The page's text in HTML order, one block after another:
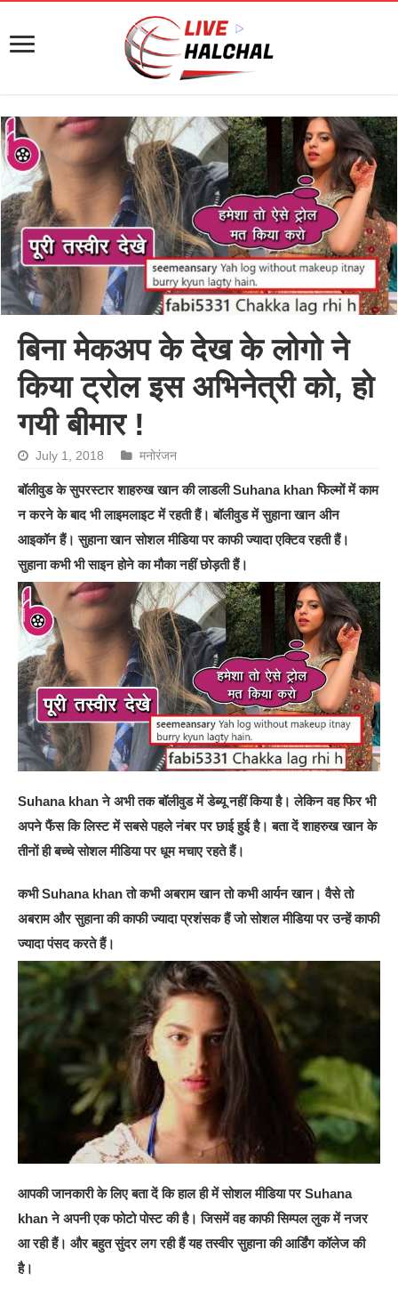
बिना मेकअप के देख के लोगो ने
किया ट्रोल इस अभिनेत्री को, हो
गयी बीमार !
July 1, 2018 मनोरंजन
बॉलीवुड के सुपरस्टार शाहरुख खान की लाडली Suhana khan फिल्मों में काम
न करने के बाद भी लाइमलाइट में रहती हैं। बॉलीवुड में सुहाना खान अीन
आइकॉन हैं। सुहाना खान सोशल मीडिया पर काफी ज्यादा एक्टिव रहती हैं।
सुहाना कभी भी साइन होने का मौका नहीं छोड़ती हैं।
Suhana khan ने अभी तक बॉलीवुड में डेब्यू नहीं किया है। लेकिन वह फिर भी
अपने फैंस कि लिस्ट में सबसे पहले नंबर पर छाई हुई है। बता दें शाहरुख खान के
तीनों ही बच्चे सोशल मीडिया पर धूम मचाए रहते हैं।
कभी Suhana khan तो कभी अबराम खान तो कभी आर्यन खान। वैसे तो
अबराम और सुहाना की काफी ज्यादा प्रशंसक हैं जो सोशल मीडिया पर उन्हें काफी
ज्यादा पंसद करते हैं।
आपकी जानकारी के लिए बता दें कि हाल ही में सोशल मीडिया पर Suhana
khan ने अपनी एक फोटो पोस्ट की है। जिसमें वह काफी सिम्पल लुक में नजर
आ रही हैं। और बहुत सुंदर लग रही हैं यह तस्वीर सुहाना की आर्डिंग कॉलेज की
है।